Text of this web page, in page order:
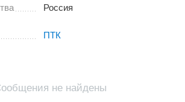
Россия
ПТК
не найдены